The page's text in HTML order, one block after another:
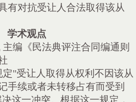
有对抗受让人合法取得该从
学术观点
主编《民法典评注合同编通则
定"受让人取得从权利不因该从
手续或者未转移占有而受到
这一冲突。根据这一规定，